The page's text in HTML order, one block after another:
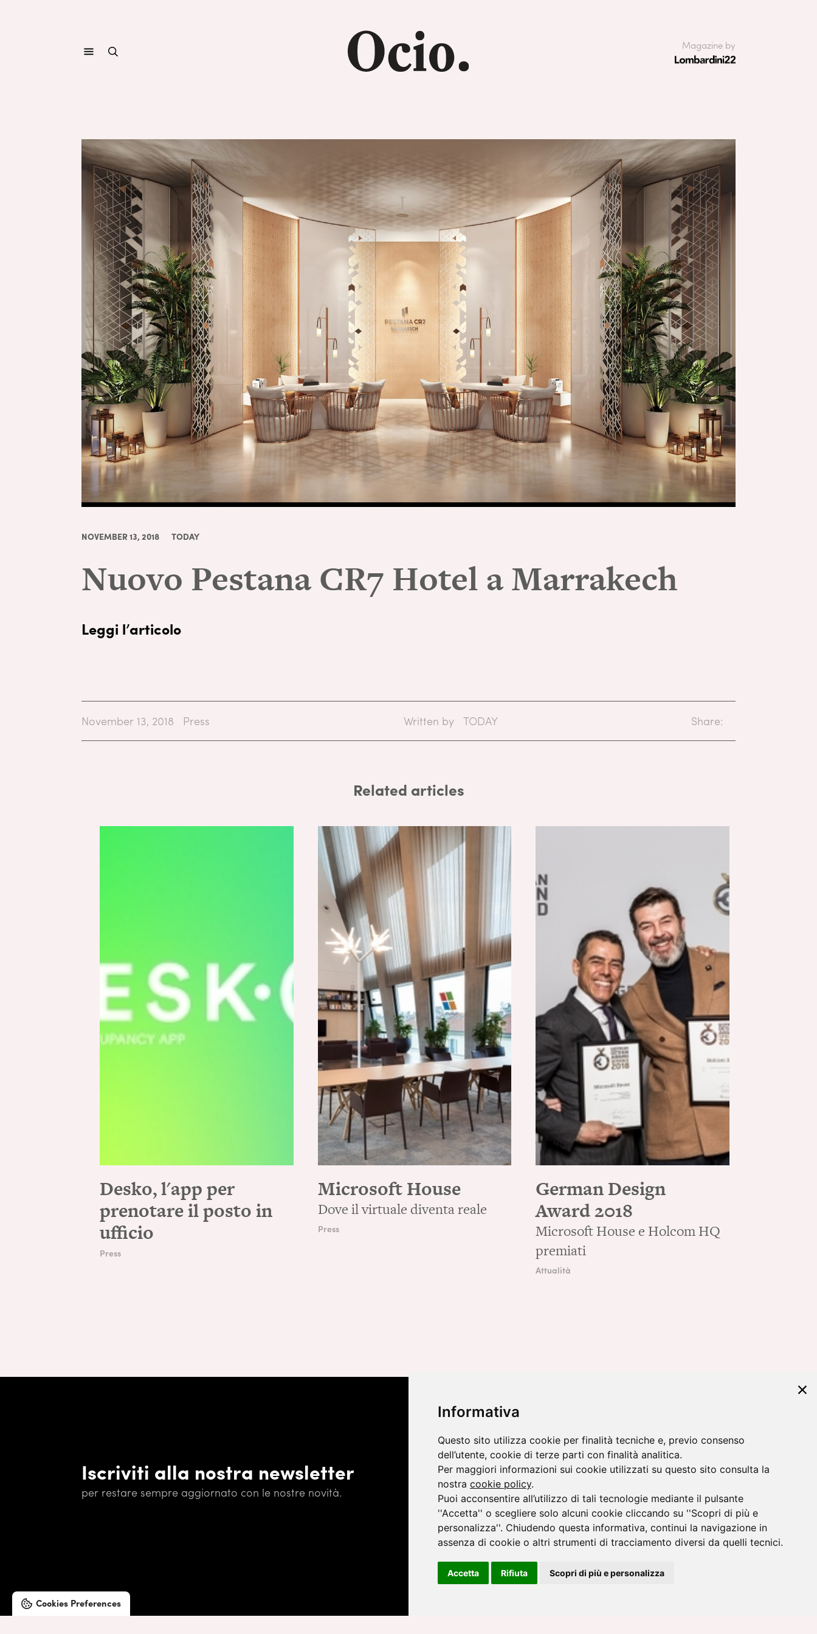
Informativa
Questo sito utilizza cookie per finalità tecniche e, previo consenso
dell’utente, cookie di terze parti con finalità analitica.
Per maggiori informazioni sui cookie utilizzati su questo sito consulta la
nostra cookie policy.
Puoi acconsentire all’utilizzo di tali tecnologie mediante il pulsante
''Accetta'' o scegliere solo alcuni cookie cliccando su ''Scopri di più e
personalizza''. Chiudendo questa informativa, continui la navigazione in
assenza di cookie o altri strumenti di tracciamento diversi da quelli tecnici.
Accetta Rifiuta Scopri di più e personalizza
Magazine by
NOVEMBER 13, 2018 TODAY
Nuovo Pestana CR7 Hotel a Marrakech
Leggi l’articolo
November 13, 2018 Press Written by TODAY Share:
Related articles
Desko, l'app per
prenotare il posto in
ufficio
Press
Microsoft House
Dove il virtuale diventa reale
Press
German Design
Award 2018
Microsoft House e Holcom HQ
premiati
Attualità
Iscriviti alla nostra newsletter
per restare sempre aggiornato con le nostre novità. Iscrivendoti, accetti l'Informativa sulla privacy.
Cookies Preferences